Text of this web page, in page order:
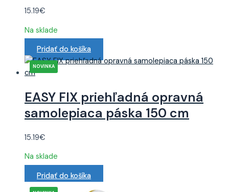
15.19€
Na sklade
Pridať do košíka
EASY FIX priehľadná opravná
samolepiaca páska 150 cm
15.19€
Na sklade
Pridať do košíka